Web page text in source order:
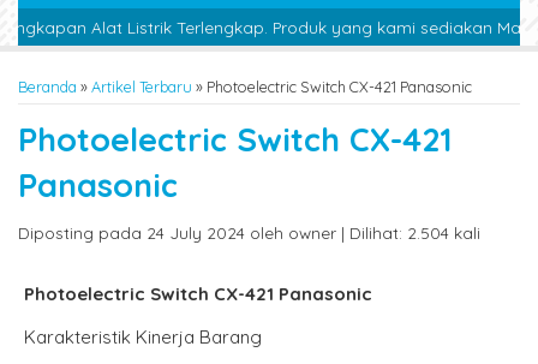
Alat Listrik Terlengkap. Produk yang kami sediakan
Beranda »Artikel Terbaru » Photoelectric Switch CX-421 Panasonic
Photoelectric Switch CX-421
Panasonic
Diposting pada 24 July 2024 oleh owner | Dilihat: 2.504 kali
Photoelectric Switch CX-421 Panasonic
Karakteristik Kinerja Barang